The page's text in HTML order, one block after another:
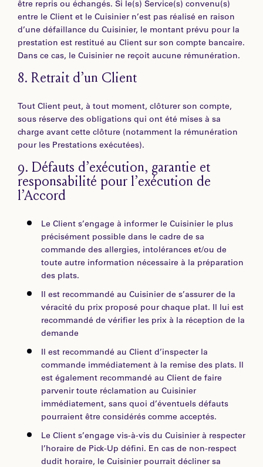
être repris ou échangés. Si le(s) Service(s) convenu(s)
entre le Client et le Cuisinier n’est pas réalisé en raison
d’une défaillance du Cuisinier, le montant prévu pour la
prestation est restitué au Client sur son compte bancaire.
Dans ce cas, le Cuisinier ne reçoit aucune rémunération.
8. Retrait d’un Client
Tout Client peut, à tout moment, clôturer son compte,
sous réserve des obligations qui ont été mises à sa
charge avant cette clôture (notamment la rémunération
pour les Prestations exécutées).
9. Défauts d’exécution, garantie et
responsabilité pour l’exécution de
l’Accord
Le Client s’engage à informer le Cuisinier le plus
précisément possible dans le cadre de sa
commande des allergies, intolérances et/ou de
toute autre information nécessaire à la préparation
des plats.
Il est recommandé au Cuisinier de s’assurer de la
véracité du prix proposé pour chaque plat. Il lui est
recommandé de vérifier les prix à la réception de la
demande
Il est recommandé au Client d’inspecter la
commande immédiatement à la remise des plats. Il
est également recommandé au Client de faire
parvenir toute réclamation au Cuisinier
immédiatement, sans quoi d’éventuels défauts
pourraient être considérés comme acceptés.
Le Client s’engage vis-à-vis du Cuisinier à respecter
l’horaire de Pick-Up défini. En cas de non-respect
dudit horaire, le Cuisinier pourrait décliner sa